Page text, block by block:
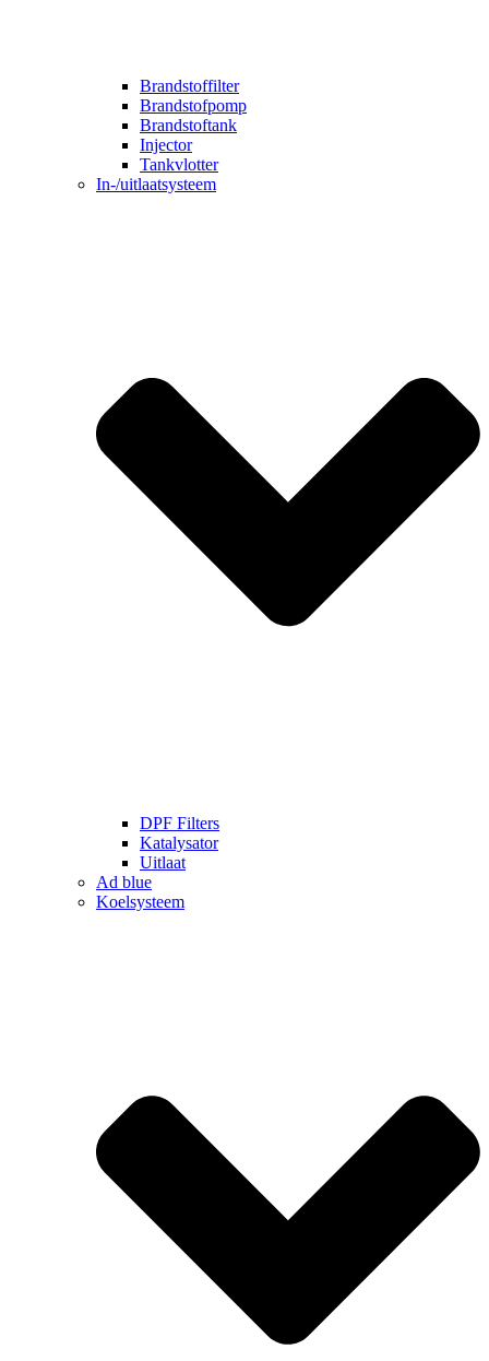
Brandstoffilter
Brandstofpomp
Brandstoftank
Injector
Tankvlotter
In-/uitlaatsysteem
DPF Filters
Katalysator
Uitlaat
Ad blue
Koelsysteem